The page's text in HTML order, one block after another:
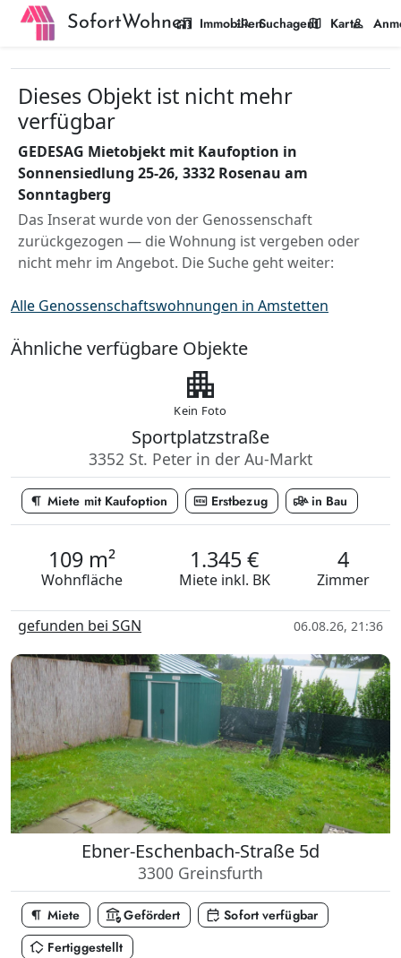
SofortWohnen
home_work Immobilien
manage_search Suchagent
map Karte
person
Dieses Objekt ist nicht mehr
verfügbar
GEDESAG Mietobjekt mit Kaufoption in
Sonnensiedlung 25-26, 3332 Rosenau am
Sonntagberg
Das Inserat wurde von der Genossenschaft
zurückgezogen — die Wohnung ist vergeben oder
nicht mehr im Angebot. Die Suche geht weiter:
Alle Genossenschaftswohnungen in Amstetten
Ähnliche verfügbare Objekte
apartment
Kein Foto
Sportplatzstraße
3352 St. Peter in der Au-Markt
format_paragraph Miete mit Kaufoption fiber_new Erstbezug front_loader in Bau
109 m²
Wohnfläche
1.345 €
Miete inkl. BK
4
Zimmer
gefunden bei SGN 06.08.26, 21:36
Ebner-Eschenbach-Straße 5d
3300 Greinsfurth
format_paragraph Miete assured_workloadGefördert calendar_check Sofort verfügbar
in_home_mode Fertiggestellt